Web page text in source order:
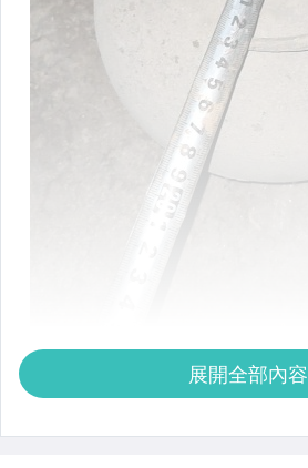
展開全部內容